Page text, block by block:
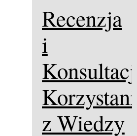
Recenzja
i
Konsultacje:
Korzystanie
z Wiedzy